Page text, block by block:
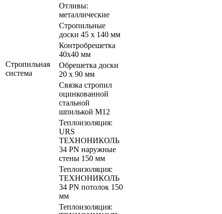
Отливы:
металлические
Стропильная
система
Стропильные
доски 45 х 140 мм
Контробрешетка
40х40 мм
Обрешетка доски
20 х 90 мм
Связка стропил
оцинкованной
стальной
шпилькой М12
Теплоизоляция:
URS
ТЕХНОНИКОЛЬ
34 PN наружные
стены 150 мм
Теплоизоляция:
ТЕХНОНИКОЛЬ
34 PN потолок 150
мм
Теплоизоляция: